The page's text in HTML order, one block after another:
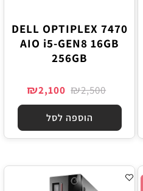
DELL OPTIPLEX 7470
AIO i5-GEN8 16GB
256GB
₪2,500
₪2,100
הוספה לסל